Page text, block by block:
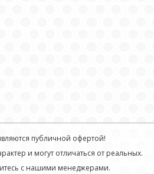
публичной офертой!
и могут отличаться от реальных.
с нашими менеджерами.